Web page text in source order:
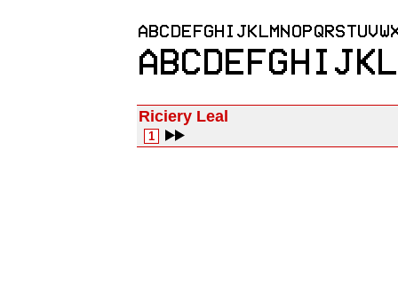
Riciery Leal
1